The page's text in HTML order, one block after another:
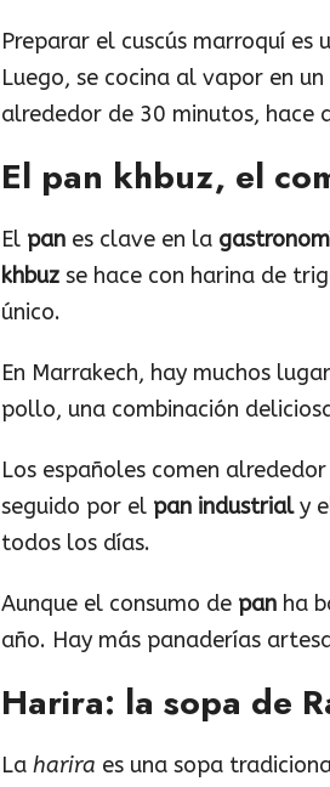
Preparar el cuscús marroquí
Luego, se cocina al vapor en
alrededor de 30 minutos, hace
El pan khbuz, el
El pan es clave en la
khbuz se hace con harina de
único.
En Marrakech, hay muchos
pollo, una combinación
Los españoles comen
seguido por el pan industrialy
todos los días.
Aunque el consumo de pan ha
año. Hay más panaderías
Harira: la sopa de
Laharira es una sopa